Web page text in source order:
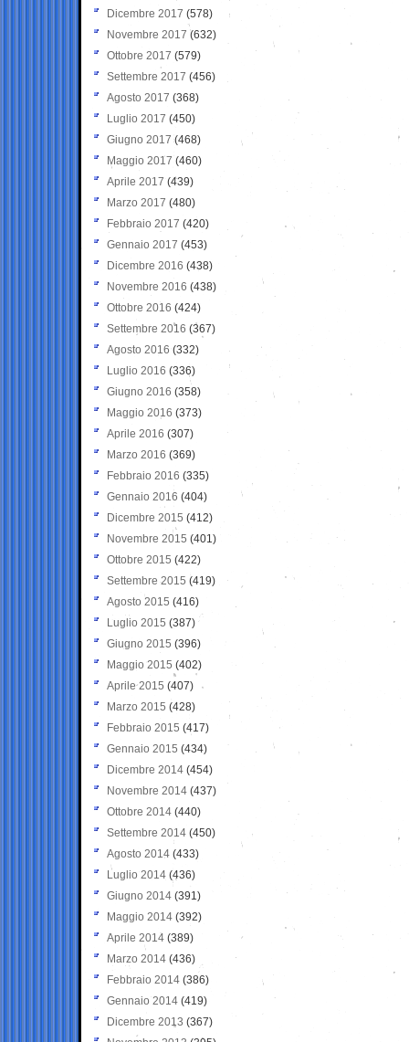
Dicembre 2017 (578)
Novembre 2017 (632)
Ottobre 2017 (579)
Settembre 2017 (456)
Agosto 2017 (368)
Luglio 2017 (450)
Giugno 2017 (468)
Maggio 2017 (460)
Aprile 2017 (439)
Marzo 2017 (480)
Febbraio 2017 (420)
Gennaio 2017 (453)
Dicembre 2016 (438)
Novembre 2016 (438)
Ottobre 2016 (424)
Settembre 2016 (367)
Agosto 2016 (332)
Luglio 2016 (336)
Giugno 2016 (358)
Maggio 2016 (373)
Aprile 2016 (307)
Marzo 2016 (369)
Febbraio 2016 (335)
Gennaio 2016 (404)
Dicembre 2015 (412)
Novembre 2015 (401)
Ottobre 2015 (422)
Settembre 2015 (419)
Agosto 2015 (416)
Luglio 2015 (387)
Giugno 2015 (396)
Maggio 2015 (402)
Aprile 2015 (407)
Marzo 2015 (428)
Febbraio 2015 (417)
Gennaio 2015 (434)
Dicembre 2014 (454)
Novembre 2014 (437)
Ottobre 2014 (440)
Settembre 2014 (450)
Agosto 2014 (433)
Luglio 2014 (436)
Giugno 2014 (391)
Maggio 2014 (392)
Aprile 2014 (389)
Marzo 2014 (436)
Febbraio 2014 (386)
Gennaio 2014 (419)
Dicembre 2013 (367)